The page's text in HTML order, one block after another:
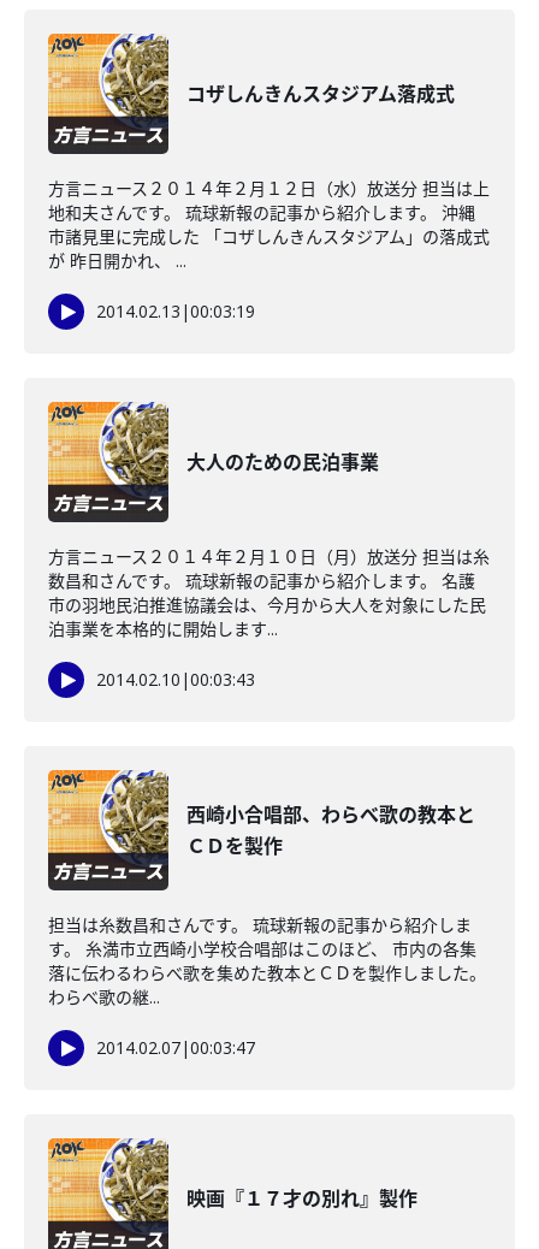
コザしんきんスタジアム落成式
方言ニュース２０１４年２月１２日（水）放送分 担当は上
地和夫さんです。 琉球新報の記事から紹介します。 沖縄
市諸見里に完成した 「コザしんきんスタジアム」の落成式
が 昨日開かれ、 ...
2014.02.13 |00:03:19
大人のための民泊事業
方言ニュース２０１４年２月１０日（月）放送分 担当は糸
数昌和さんです。 琉球新報の記事から紹介します。 名護
市の羽地民泊推進協議会は、今月から大人を対象にした民
泊事業を本格的に開始します...
2014.02.10 |00:03:43
西崎小合唱部、わらべ歌の教本と
ＣＤを製作
担当は糸数昌和さんです。 琉球新報の記事から紹介しま
す。 糸満市立西崎小学校合唱部はこのほど、 市内の各集
落に伝わるわらべ歌を集めた教本とＣＤを製作しました。
わらべ歌の継...
2014.02.07|00:03:47
映画『１７才の別れ』製作